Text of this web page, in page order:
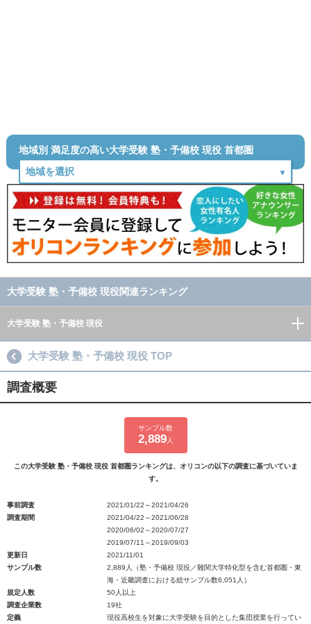
地域別 満足度の高い大学受験 塾・予備校 現役 首都圏
大学受験 塾・予備校 現役関連ランキング
大学受験 塾・予備校 現役
大学受験 塾・予備校 現役 TOP
調査概要
サンプル数
2,889人
この大学受験 塾・予備校 現役 首都圏ランキングは、オリコンの以下の調査に基づいていま
す。
事前調査
2021/01/22～2021/04/26
調査期間
2021/04/22～2021/06/28
2020/06/02～2020/07/27
2019/07/11～2019/09/03
更新日
2021/11/01
サンプル数
2,889人（塾・予備校 現役／難関大学特化型を含む首都圏・東
海・近畿調査における総サンプル数6,051人）
規定人数
50人以上
調査企業数
19社
定義
現役高校生を対象に大学受験を目的とした集団授業を行ってい